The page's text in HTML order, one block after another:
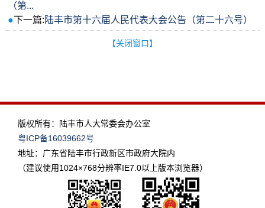
（第...
●下一篇:陆丰市第十六届人民代表大会公告（第二十六号）
【关闭窗口】
版权所有：陆丰市人大常委会办公室
粤ICP备16039662号
地址：广东省陆丰市行政新区市政府大院内
（建议使用1024×768分辨率IE7.0以上版本浏览器）